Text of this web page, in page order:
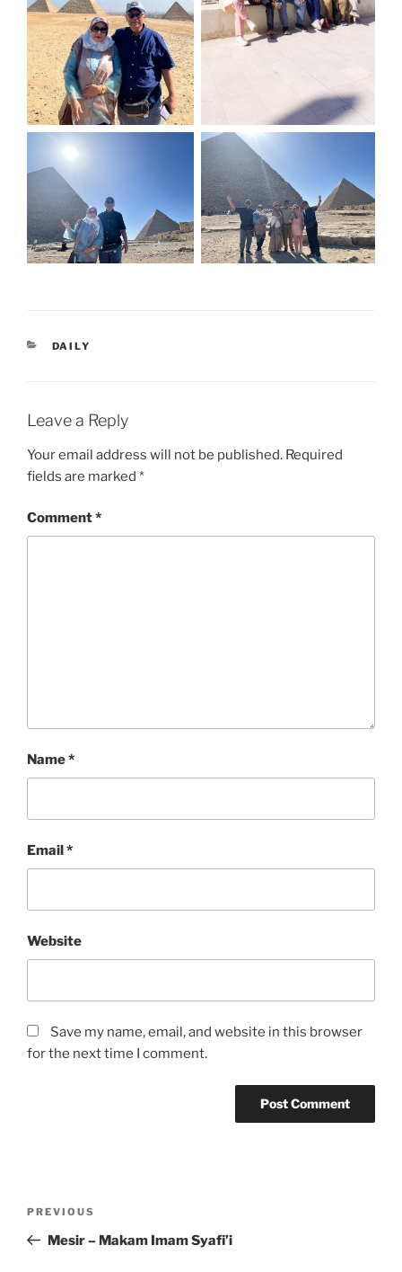
CATEGORIES
DAILY
Leave a Reply
Your email address will not be published. Required
fields are marked *
Comment*
Name*
Email *
Website
Save my name, email, and website in this browser
for the next time I comment.
Previous
Post
PREVIOUS
Mesir – Makam Imam Syafi’i